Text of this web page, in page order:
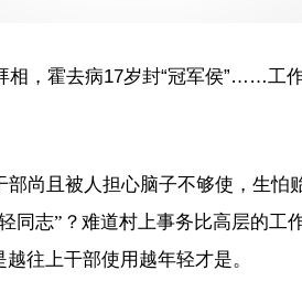
相，霍去病17岁封“冠军侯”……工作
部尚且被人担心脑子不够使，生怕
同志” ？难道村上事务比高层的工
往上干部使用越年轻才是。